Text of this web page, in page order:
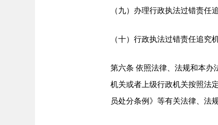
（九）办理行政执法过错责任
（十）行政执法过错责任追究
第六条 依照法律、法规和本办
机关或者上级行政机关按照法
员处分条例》等有关法律、法